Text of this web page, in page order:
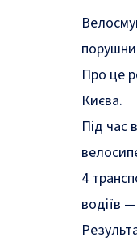
Про це
Києва.
Під час
4
водіїв